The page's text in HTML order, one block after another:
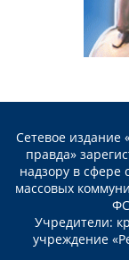
Сетевое издание
правда»
надзору в сфере
массовых
Учредители:
учреждение